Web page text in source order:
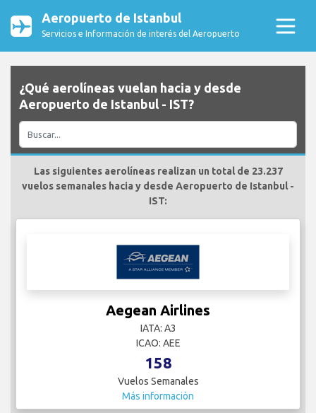
Aeropuerto de Istanbul
Servicios e Información de interés del Aeropuerto
¿Qué aerolíneas vuelan hacia y desde
Aeropuerto de Istanbul - IST?
Las siguientes aerolíneas realizan un total de 23.237
vuelos semanales hacia y desde Aeropuerto de Istanbul -
IST:
Aegean Airlines
IATA: A3
ICAO: AEE
158
Vuelos Semanales
Más información